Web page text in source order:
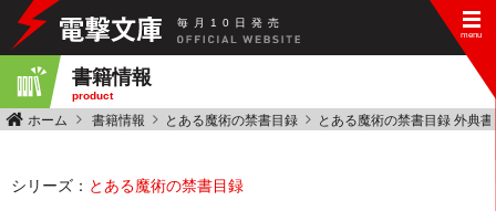
毎 月 10 日 発 売
書籍情報
product
ホーム 書籍情報 とある魔術の禁書目録 とある魔術の禁書目録 外典
シリーズ： とある魔術の禁書目録